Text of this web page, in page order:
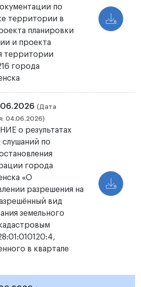
по
территории в
планировки
и проекта
территории
города
(Дата
04.06.2026)
о результатах
слушаний по
города
«О
разрешения на
вид
земельного
в квартале